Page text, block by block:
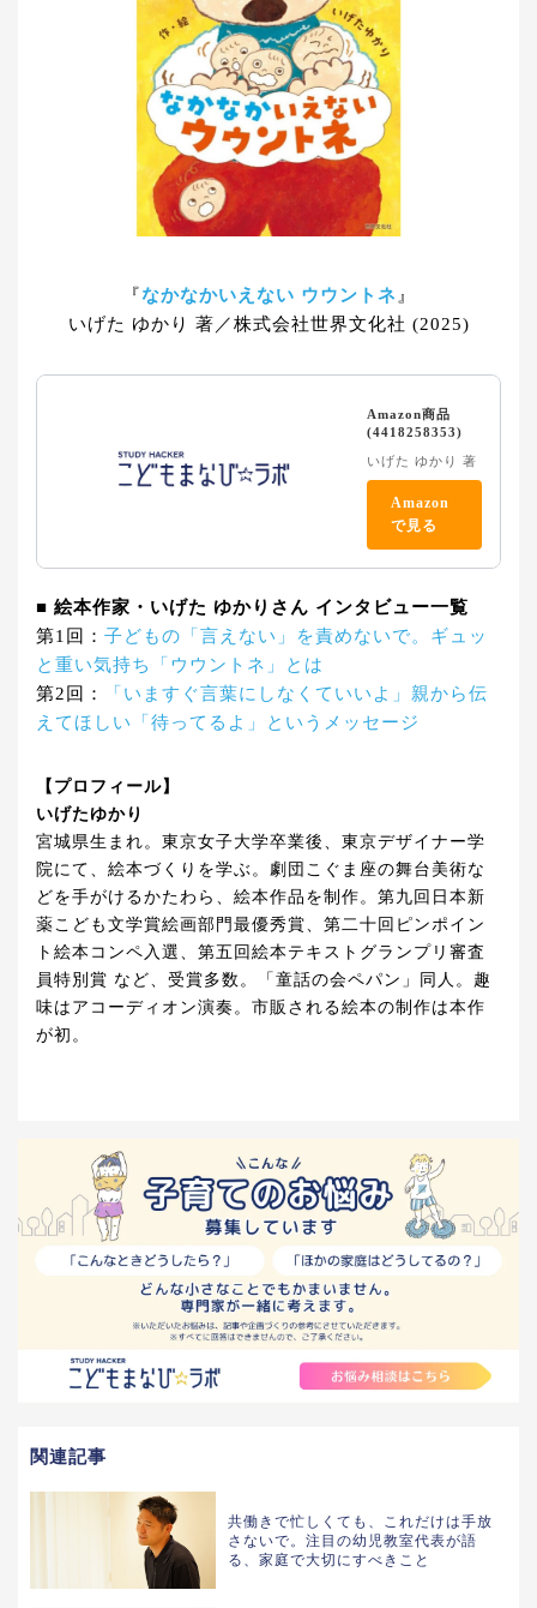
『なかなかいえない ウウントネ 』
いげた ゆかり 著／株式会社世界文化社 (2025)
Amazon商品
(4418258353)
いげた ゆかり 著
Amazon
で見る
■ 絵本作家・いげた ゆかりさん インタビュー一覧
第1回： 子どもの「言えない」を責めないで。ギュッ
と重い気持ち「ウウントネ」とは
第2回：
「いますぐ言葉にしなくていいよ」親から伝
えてほしい「待ってるよ」というメッセージ
【プロフィール】
いげたゆかり
宮城県生まれ。東京女子大学卒業後、東京デザイナー学
院にて、絵本づくりを学ぶ。劇団こぐま座の舞台美術な
どを手がけるかたわら、絵本作品を制作。第九回日本新
薬こども文学賞絵画部門最優秀賞、第二十回ピンポイン
ト絵本コンペ入選、第五回絵本テキストグランプリ審査
員特別賞 など、受賞多数。「童話の会ペパン」同人。趣
味はアコーディオン演奏。市販される絵本の制作は本作
が初。
関連記事
共働きで忙しくても、これだけは手放
さないで。注目の幼児教室代表が語
る、家庭で大切にすべきこと